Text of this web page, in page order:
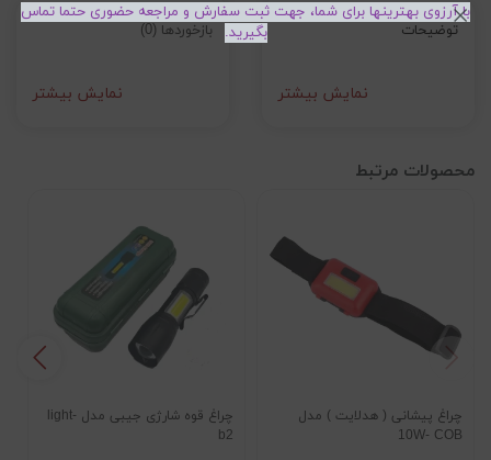
توضیحات
نمایش بیشتر
بازخوردها (0)
نمایش بیشتر
محصولات مرتبط
چراغ پیشانی ( هدلایت ) مدل
10W- COB
چراغ قوه شارژی جیبی مدل light-
b2
با آرزوی بهترینها برای شما، جهت ثبت سفارش و مراجعه حضوری حتما تماس
بگیرید.